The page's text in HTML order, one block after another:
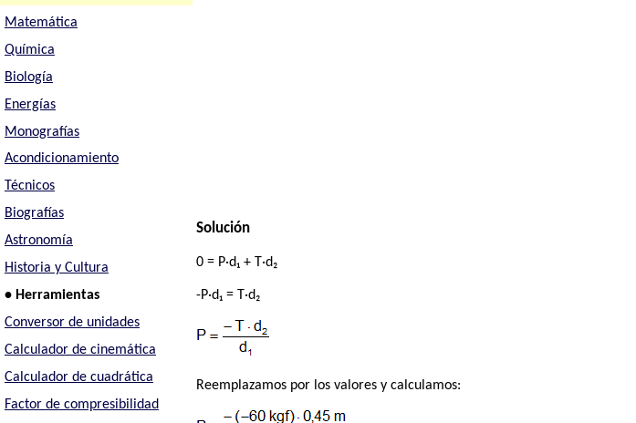
Matemática
Química
Biología
Energías
Monografías
Acondicionamiento
Técnicos
Biografías
Astronomía
Historia y Cultura
• Herramientas
Conversor de unidades
Calculador de cinemática
Calculador de cuadrática
Factor de compresibilidad
Solución
0 = P·d₁ + T·d₂
-P·d₁ = T·d₂
Reemplazamos por los valores y calculamos: